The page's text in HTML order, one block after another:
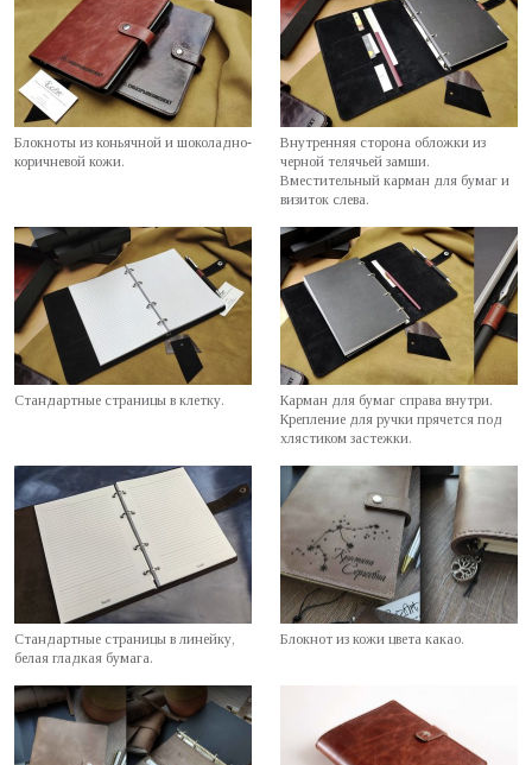
Блокноты из коньячной и шоколадно-
коричневой кожи.
Внутренняя сторона обложки из
черной телячьей замши.
Вместительный карман для бумаг и
визиток слева.
Стандартные страницы в клетку.
Карман для бумаг справа внутри.
Крепление для ручки прячется под
хлястиком застежки.
Стандартные страницы в линейку,
белая гладкая бумага.
Блокнот из кожи цвета какао.